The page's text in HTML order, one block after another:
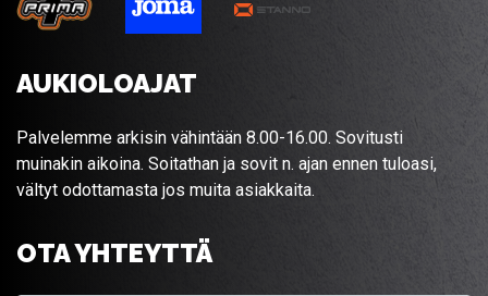
AUKIOLOAJAT
Palvelemme arkisin vähintään 8.00-16.00. Sovitusti
muinakin aikoina. Soitathan ja sovit n. ajan ennen tuloasi,
vältyt odottamasta jos muita asiakkaita.
OTA YHTEYTTÄ